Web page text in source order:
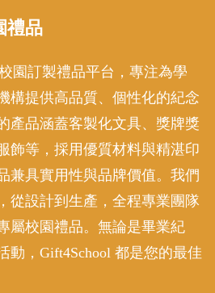
禮品
園訂製禮品平台，專注為學
構提供高品質、個性化的紀念
產品涵蓋客製化文具、獎牌獎
飾等，採用優質材料與精湛印
兼具實用性與品牌價值。我們
從設計到生產，全程專業團隊
屬校園禮品。無論是畢業紀
動，Gift4School 都是您的最佳